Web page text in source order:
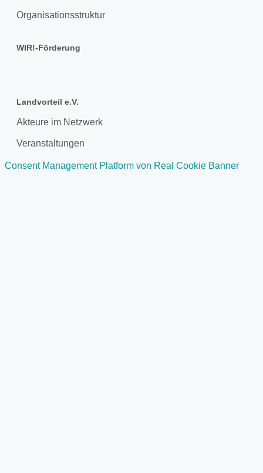
Organisationsstruktur
WIR!-Förderung
Landvorteil e.V.
Akteure im Netzwerk
Veranstaltungen
Consent Management Platform von Real Cookie Banner